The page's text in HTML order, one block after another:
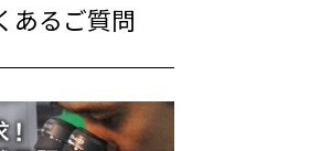
あるご質問